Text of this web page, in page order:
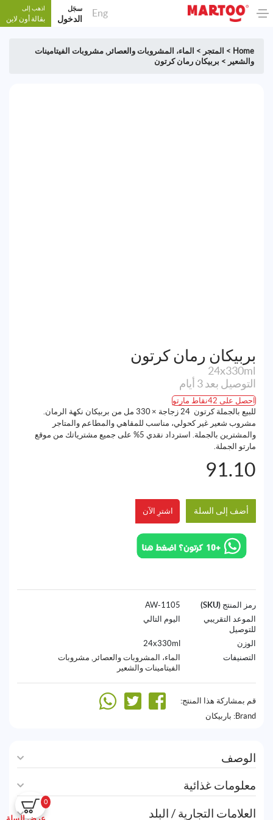
Eng سجَل
الدخول
اذهب إلى
بقالة أون لاين
0
Home
> المتجر > الماء، المشروبات والعصائر , مشروبات الفيتامينات
والشعير > بربيكان رمان كرتون
بربيكان رمان كرتون
24x330ml
التوصيل بعد 3 أيام
احصل على 42نقاط مارتو
للبيع بالجملة كرتون 24 زجاجة × 330 مل من بربيكان نكهة الرمان.
مشروب شعير غير كحولي، مناسب للمقاهي والمطاعم والمتاجر
والمشترين بالجملة. استرداد نقدي 5% على جميع مشترياتك من موقع
مارتو الجملة.
91.10
أضف إلى السلة اشترِ الآن
رمز المنتج (SKU)
1105-AW
الموعد التقريبي
للتوصيل
اليوم التالي
الوزن
24x330ml
التصنيفات
الماء، المشروبات والعصائر , مشروبات
الفيتامينات والشعير
قم بمشاركة هذا المنتج:
Brand: باربيكان
الوصف
معلومات غذائية
العلامات التجارية / البلد